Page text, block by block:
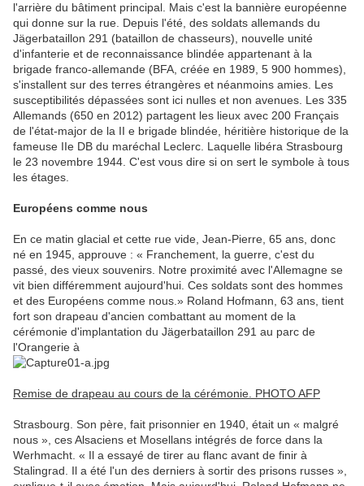
l'arrière du bâtiment principal. Mais c'est la bannière européenne
qui donne sur la rue. Depuis l'été, des soldats allemands du
Jägerbataillon 291 (bataillon de chasseurs), nouvelle unité
d'infanterie et de reconnaissance blindée appartenant à la
brigade franco-allemande (BFA, créée en 1989, 5 900 hommes),
s'installent sur des terres étrangères et néanmoins amies. Les
susceptibilités dépassées sont ici nulles et non avenues. Les 335
Allemands (650 en 2012) partagent les lieux avec 200 Français
de l'état-major de la II e brigade blindée, héritière historique de la
fameuse IIe DB du maréchal Leclerc. Laquelle libéra Strasbourg
le 23 novembre 1944. C'est vous dire si on sert le symbole à tous
les étages.
Européens comme nous
En ce matin glacial et cette rue vide, Jean-Pierre, 65 ans, donc
né en 1945, approuve : « Franchement, la guerre, c'est du
passé, des vieux souvenirs. Notre proximité avec l'Allemagne se
vit bien différemment aujourd'hui. Ces soldats sont des hommes
et des Européens comme nous.» Roland Hofmann, 63 ans, tient
fort son drapeau d'ancien combattant au moment de la
cérémonie d'implantation du Jägerbataillon 291 au parc de
l'Orangerie à
Remise de drapeau au cours de la cérémonie. PHOTO AFP
Strasbourg. Son père, fait prisonnier en 1940, était un « malgré
nous », ces Alsaciens et Mosellans intégrés de force dans la
Werhmacht. « Il a essayé de tirer au flanc avant de finir à
Stalingrad. Il a été l'un des derniers à sortir des prisons russes »,